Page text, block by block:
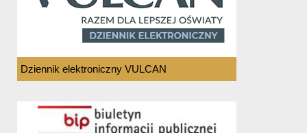
Dziennik elektroniczny VULCAN